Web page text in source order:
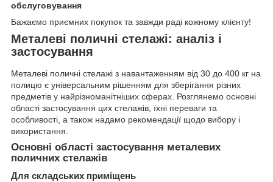
обслуговування
Бажаємо приємних покупок та завжди раді кожному клієнту!
Металеві поличні стелажі: аналіз і
застосування
Металеві поличні стелажі з навантаженням від 30 до 400 кг на
полицю є універсальним рішенням для зберігання різних
предметів у найрізноманітніших сферах. Розглянемо основні
області застосування цих стелажів, їхні переваги та
особливості, а також надамо рекомендації щодо вибору і
використання.
Основні області застосування металевих
поличних стелажів
Для складських приміщень